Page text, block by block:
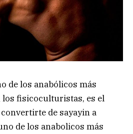
de los anabólicos más
los fisicoculturistas, es el
de sayayin a
de los anabolicos más